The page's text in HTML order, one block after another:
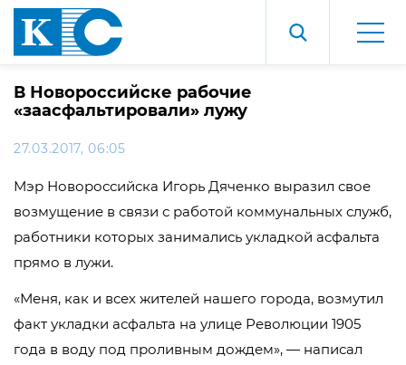
В Новороссийске рабочие
«заасфальтировали» лужу
27.03.2017, 06:05
Мэр Новороссийска Игорь Дяченко выразил свое
возмущение в связи с работой коммунальных служб,
работники которых занимались укладкой асфальта
прямо в лужи.
«Меня, как и всех жителей нашего города, возмутил
факт укладки асфальта на улице Революции 1905
года в воду под проливным дождем», — написал